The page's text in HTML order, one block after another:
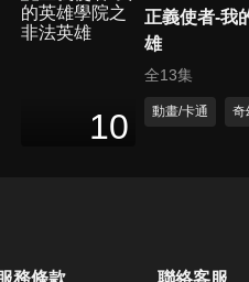
10
正義使者-我
雄
全13集
動畫/卡通 奇
服務條款 聯絡客服